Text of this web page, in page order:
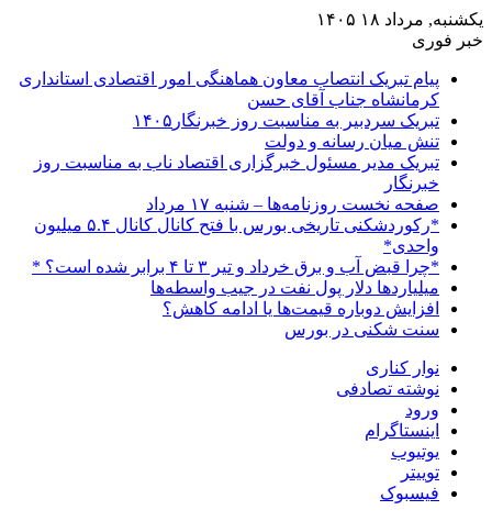
یکشنبه, مرداد ۱۸ ۱۴۰۵
خبر فوری
پیام تبریک انتصاب معاون هماهنگی امور اقتصادی استانداری
کرمانشاه جناب آقای حسن
تبریک سردبیر به مناسبت روز خبرنگار۱۴۰۵
تنش میان رسانه و دولت
تبریک مدیر مسئول خبرگزاری اقتصاد ناب به مناسبت روز
خبرنگار
صفحه نخست روزنامه‌ها – شنبه ۱۷ مرداد
*رکوردشکنی تاریخی بورس با فتح کانال کانال ۵.۴ میلیون
واحدی*
*چرا قبض آب و برق خرداد و تیر ۳ تا ۴ برابر شده است؟ *
میلیاردها دلار پول نفت در جیب واسطه‌ها
افزایش دوباره قیمت‌ها یا ادامه کاهش؟
سنت شکنی در بورس
نوار کناری
نوشته تصادفی
ورود
اینستاگرام
یوتیوب
توییتر
فیسبوک